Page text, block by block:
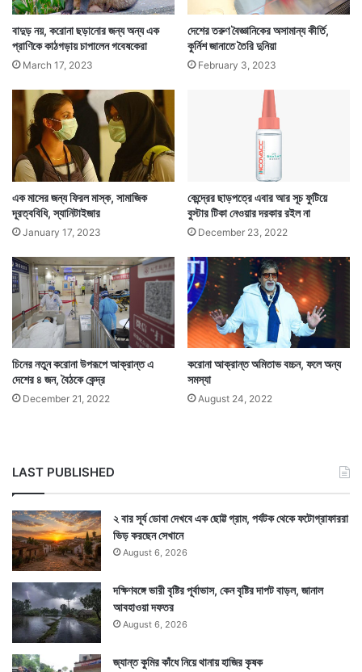
হাত ধরে দেশে মোট করোনায় মৃতের সংখ্যা দাঁড়িয়েছে ১ লক্ষ ৫১
হাজার ৭২৭ জন। ১.৪৪ শতাংশ মৃত্যুর হার রয়েছে দেশে।
এদিকে গত একদিনে দেশে রাজ্য ভিত্তিক যে মৃতের সংখ্যার
খতিয়ান সামনে এসেছে তাতে করোনায় মৃত্যুর নিরিখে পশ্চিমবঙ্গ
দেশে তৃতীয় স্থানে রয়েছে। গত একদিনে মহারাষ্ট্রে মৃত্যু হয়েছে
বাদুড় নয়, করোনা ছড়ানোর জন্য অন্য এক
প্রাণিকে কাঠগড়ায় চাপালেন গবেষকেরা
March 17, 2023
দেশের তরুণ বৈজ্ঞানিকের অসামান্য কীর্তি,
কুর্নিশ জানাতে তৈরি দুনিয়া
February 3, 2023
এক মাসের জন্য ফিরল মাস্ক, সামাজিক
দূরত্ববিধি, স্যানিটাইজার
January 17, 2023
কেন্দ্রের ছাড়পত্রে এবার আর সূচ ফুটিয়ে
বুস্টার টিকা নেওয়ার দরকার রইল না
December 23, 2022
চিনের নতুন করোনা উপরূপে আক্রান্ত এ
দেশের ৪ জন, বৈঠকে কেন্দ্র
December 21, 2022
করোনা আক্রান্ত অমিতাভ বচ্চন, ফলে অন্য
সমস্যা
August 24, 2022
LAST PUBLISHED
২ বার সূর্য ডোবা দেখবে এক ছোট্ট গ্রাম, পর্যটক থেকে ফটোগ্রাফাররা
ভিড় করছেন সেখানে
August 6, 2026
দক্ষিণবঙ্গে ভারী বৃষ্টির পূর্বাভাস, কেন বৃষ্টির দাপট বাড়ল, জানাল
আবহাওয়া দফতর
August 6, 2026
জ্যান্ত কুমির কাঁধে নিয়ে থানায় হাজির কৃষক